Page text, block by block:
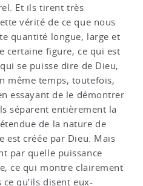
Et ils tirent très
vérité de ce que nous
quantité longue, large et
certaine figure, ce qui est
se puisse dire de Dieu,
même temps, toutefois,
essayant de le démontrer
séparent entièrement la
de la nature de
est créée par Dieu. Mais
par quelle puissance
ce qui montre clairement
ce qu’ils disent eux-